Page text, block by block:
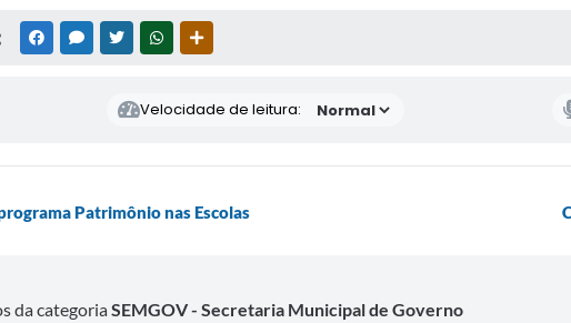
FACEBOOKMESSENGER
TWITTERWHATSAPP
Velocidade de leitura:
Patrimônio nas Escolas
da categoriaSEMGOV - Secretaria Municipal de Governo